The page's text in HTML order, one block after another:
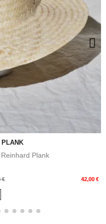
PLANK
Plank
€ 42,00 €